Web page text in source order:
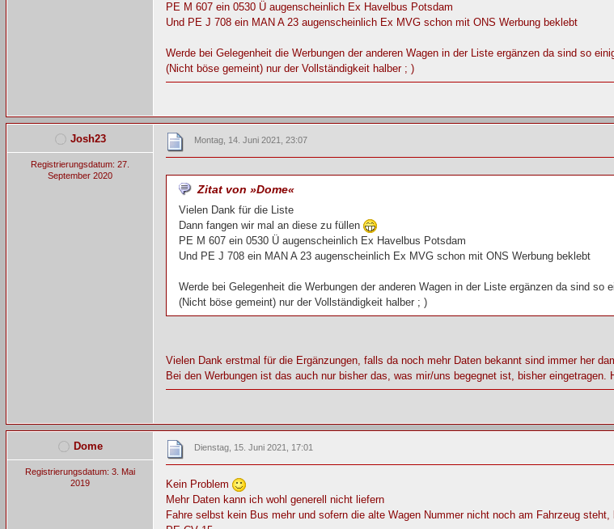
PE M 607 ein 0530 Ü augenscheinlich Ex Havelbus Potsdam
Und PE J 708 ein MAN A 23 augenscheinlich Ex MVG schon mit ONS Werbung beklebt
Werde bei Gelegenheit die Werbungen der anderen Wagen in der Liste ergänzen da sind so
(Nicht böse gemeint) nur der Vollständigkeit halber ; )
Josh23
Registrierungsdatum: 27.
September 2020
Montag, 14. Juni 2021, 23:07
Zitat von »Dome«
Vielen Dank für die Liste
Dann fangen wir mal an diese zu füllen
PE M 607 ein 0530 Ü augenscheinlich Ex Havelbus Potsdam
Und PE J 708 ein MAN A 23 augenscheinlich Ex MVG schon mit ONS Werbung beklebt
Werde bei Gelegenheit die Werbungen der anderen Wagen in der Liste ergänzen da sind so
(Nicht böse gemeint) nur der Vollständigkeit halber ; )
Vielen Dank erstmal für die Ergänzungen, falls da noch mehr Daten bekannt sind immer her
Bei den Werbungen ist das auch nur bisher das, was mir/uns begegnet ist, bisher
Dome
Registrierungsdatum: 3. Mai
2019
Dienstag, 15. Juni 2021, 17:01
Kein Problem
Mehr Daten kann ich wohl generell nicht liefern
Fahre selbst kein Bus mehr und sofern die alte Wagen Nummer nicht noch am Fahrzeug